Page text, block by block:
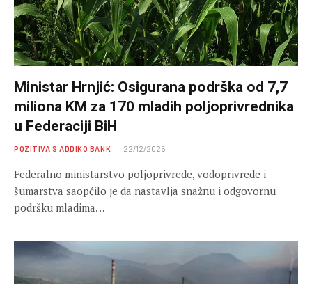
Ministar Hrnjić: Osigurana podrška od 7,7
miliona KM za 170 mladih poljoprivrednika
u Federaciji BiH
POZITIVA S ADDIKO BANK 22/12/2025
Federalno ministarstvo poljoprivrede, vodoprivrede i
šumarstva saopćilo je da nastavlja snažnu i odgovornu
podršku mladima…